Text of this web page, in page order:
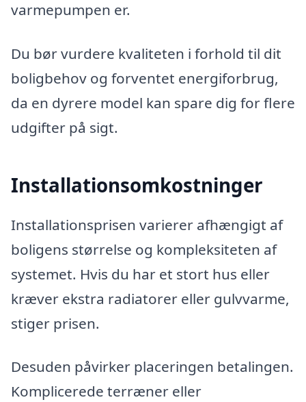
varmepumpen er.
Du bør vurdere kvaliteten i forhold til dit
boligbehov og forventet energiforbrug,
da en dyrere model kan spare dig for flere
udgifter på sigt.
Installationsomkostninger
Installationsprisen varierer afhængigt af
boligens størrelse og kompleksiteten af
systemet. Hvis du har et stort hus eller
kræver ekstra radiatorer eller gulvvarme,
stiger prisen.
Desuden påvirker placeringen betalingen.
Komplicerede terræner eller